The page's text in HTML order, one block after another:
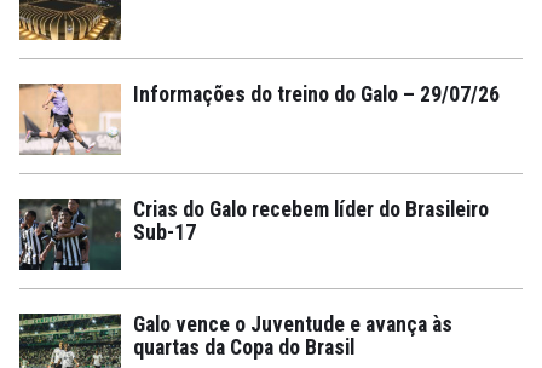
Informações do treino do Galo – 29/07/26
Crias do Galo recebem líder do Brasileiro
Sub-17
Galo vence o Juventude e avança às
quartas da Copa do Brasil